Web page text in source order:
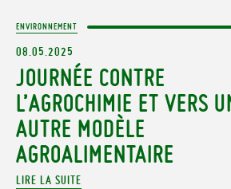
ENVIRONNEMENT
08.05.2025
JOURNÉE CONTRE
L’AGROCHIMIE ET VERS
AUTRE MODÈLE
AGROALIMENTAIRE
LIRE LA SUITE